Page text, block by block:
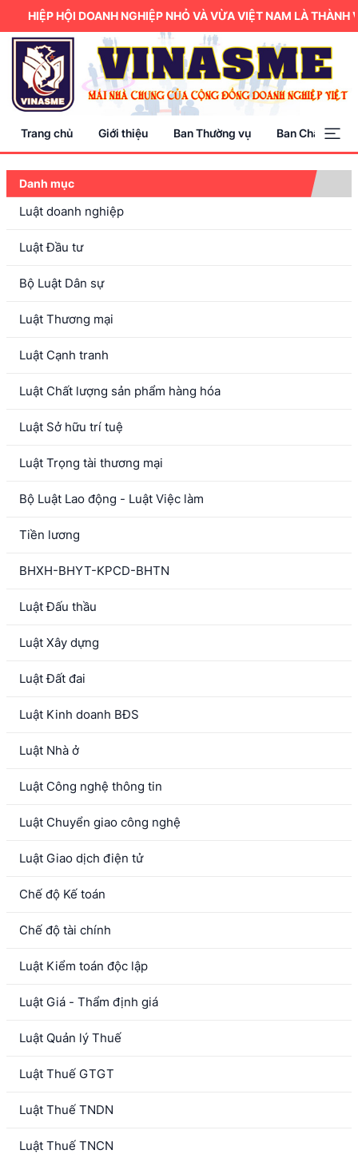
HIỆP HỘI DOANH NGHIỆP NHỎ VÀ VỪA VIỆT NAM LÀ THÀNH
Trang chủ Giới thiệu Ban Thường vụ Ban Chấp hành
Danh mục
Luật doanh nghiệp
Luật Đầu tư
Bộ Luật Dân sự
Luật Thương mại
Luật Cạnh tranh
Luật Chất lượng sản phẩm hàng hóa
Luật Sở hữu trí tuệ
Luật Trọng tài thương mại
Bộ Luật Lao động - Luật Việc làm
Tiền lương
BHXH-BHYT-KPCD-BHTN
Luật Đấu thầu
Luật Xây dựng
Luật Đất đai
Luật Kinh doanh BĐS
Luật Nhà ở
Luật Công nghệ thông tin
Luật Chuyển giao công nghệ
Luật Giao dịch điện tử
Chế độ Kế toán
Chế độ tài chính
Luật Kiểm toán độc lập
Luật Giá - Thẩm định giá
Luật Quản lý Thuế
Luật Thuế GTGT
Luật Thuế TNDN
Luật Thuế TNCN